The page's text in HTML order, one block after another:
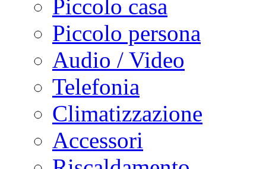
Piccolo casa
Piccolo persona
Audio / Video
Telefonia
Climatizzazione
Accessori